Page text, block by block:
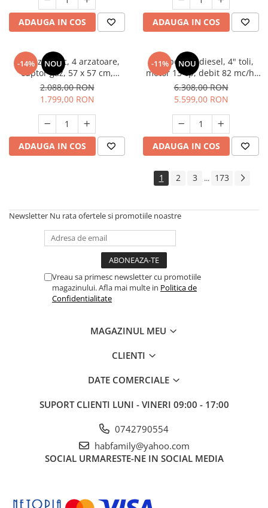
ADAUGA IN COS ADAUGA IN COS
-14% NOU
Aragaz rustic, 4 arzatoare,
cuptor gaz, 57 x 57 cm,
rotisor, grill, ventilatie,
aprindere electrica, gratare
fonta, negru + plita inox,
Studio Casa Marco
2.088,00 RON
1.799,00 RON
ADAUGA IN COS
-11% NOU
Motopompa diesel, 4" toli,
motor 13 cp, debit 82 mc/h,
pornire electrica, refulare
60m, aspiratie 8m, Visoli
6.308,00 RON
5.599,00 RON
ADAUGA IN COS
1 2 3 ... 173
Newsletter Nu rata ofertele si promotiile noastre
Vreau sa primesc newsletter cu promotiile
magazinului. Afla mai multe in Politica de
Confidentialitate
MAGAZINUL MEU
CLIENTI
DATE COMERCIALE
SUPORT CLIENTI LUNI - VINERI 09:00 - 17:00
0742790554
habfamily@yahoo.com
SOCIAL URMARESTE-NE IN SOCIAL MEDIA